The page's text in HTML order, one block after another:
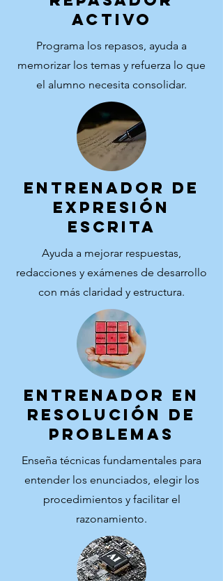
ACTIVO
Programa los repasos, ayuda a
memorizar los temas y refuerza lo que
el alumno necesita consolidar.
ENTRENADOR DE
EXPRESIÓN
ESCRITA
Ayuda a mejorar respuestas,
redacciones y exámenes de desarrollo
con más claridad y estructura.
ENTRENADOR EN
RESOLUCIÓN DE
PROBLEMAS
Enseña técnicas fundamentales para
entender los enunciados, elegir los
procedimientos y facilitar el
razonamiento.